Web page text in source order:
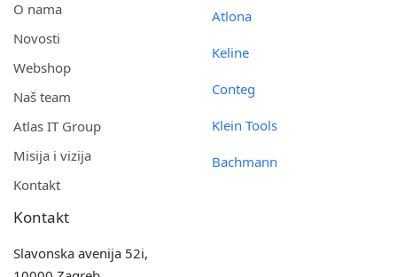
O nama
Novosti
Webshop
Naš team
Atlas IT Group
Misija i vizija
Kontakt
Atlona
Keline
Conteg
Klein Tools
Bachmann
Kontakt
Slavonska avenija 52i,